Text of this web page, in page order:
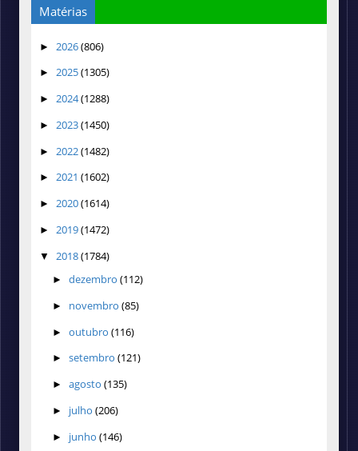
Matérias
► 2026(806)
► 2025(1305)
► 2024(1288)
► 2023(1450)
► 2022(1482)
► 2021 (1602)
► 2020(1614)
► 2019(1472)
▼ 2018(1784)
► dezembro (112)
► novembro (85)
► outubro (116)
► setembro (121)
► agosto (135)
► julho (206)
► junho (146)